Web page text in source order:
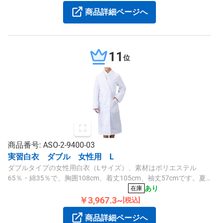
商品詳細ページへ
11 位
商品番号: ASO-2-9400-03
実習白衣 ダブル 女性用 L
ダブルタイプの女性用白衣（Lサイズ）、素材はポリエステル
65％・綿35％で、胸囲108cm、着丈105cm、袖丈57cmです。夏
冬通して快適に着用でき、名入れ刺繍対応も可能です。
在庫 あり
￥3,967.3~ [税込]
商品詳細ページへ